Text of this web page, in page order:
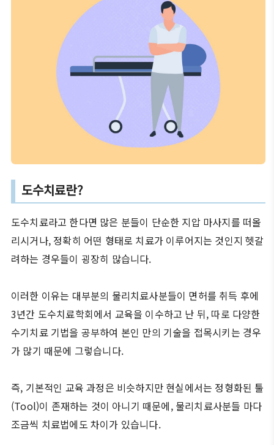
도수치료란?
도수치료라고 한다면 많은 분들이 단순한 지압 마사지를 떠올
리시거나, 정확히 어떤 형태로 치료가 이루어지는 것인지 헷갈
려하는 경우들이 굉장히 많습니다.
이러한 이유는 대부분의 물리치료사분들이 면허를 취득 후에
3년간 도수치료학회에서 교육을 이수하고 난 뒤, 따로 다양한
수기치료 기법을 공부하여 본인 만의 기술을 접목시키는 경우
가 많기 때문에 그렇습니다.
즉, 기본적인 교육 과정은 비슷하지만 현실에서는 정형화된 툴
(Tool)이 존재하는 것이 아니기 때문에, 물리치료사분들 마다
조금씩 치료법에도 차이가 있습니다.